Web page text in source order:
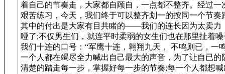
着自己的节奏走，大家都自顾自，一点都不整齐。经过一
艰苦练习，今天，我们终于可以整齐划一的按同一个节奏
其中的付出是大家有目共睹的——我们的连长因为太卖力
哑了;不仅男生们，就连平时柔弱的女生们也在那里扯着
我们十连的口号：“军鹰十连，翱翔九天， 不鸣则已，一
一个人都在竭尽全力喊出自己最大的声音，为了让自已的
清楚的踏走每一步，掌握好每一步的节奏;每一个人都想